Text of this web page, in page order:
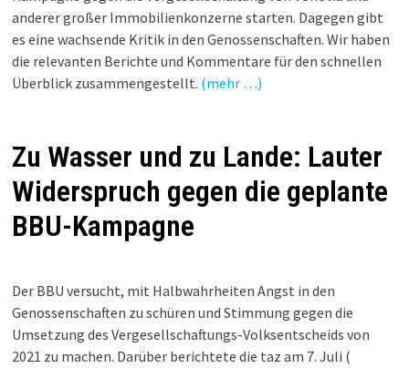
anderer großer Immobilienkonzerne starten. Dagegen gibt
es eine wachsende Kritik in den Genossenschaften. Wir haben
die relevanten Berichte und Kommentare für den schnellen
Überblick zusammengestellt. (mehr …)
Zu Wasser und zu Lande: Lauter
Widerspruch gegen die geplante
BBU-Kampagne
Der BBU versucht, mit Halbwahrheiten Angst in den
Genossenschaften zu schüren und Stimmung gegen die
Umsetzung des Vergesellschaftungs-Volksentscheids von
2021 zu machen. Darüber berichtete die taz am 7. Juli (